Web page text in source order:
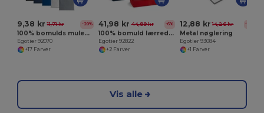
9,38 kr 11,71 kr -20%
100% bomulds mulepose (140 g/m²)
Egotier 92070
+17 Farver
41,98 kr 44,89 kr -6%
100% bomuld lærred taske (280 g/m²)
Egotier 92822
+2 Farver
12,88 kr 14,26 kr -10%
Metal nøglering
Egotier 93084
+1 Farver
Vis alle